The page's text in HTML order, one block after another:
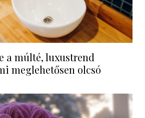
a múlté, luxustrend
meglehetősen olcsó